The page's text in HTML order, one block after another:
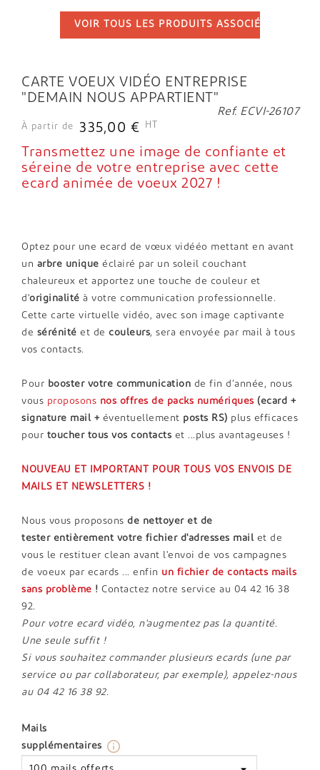
VOIR TOUS LES PRODUITS ASSOCIÉS
CARTE VOEUX VIDÉO ENTREPRISE
"DEMAIN NOUS APPARTIENT"
Ref. ECVI-26107
À partir de 335,00 € HT
Transmettez une image de confiante et
séreine de votre entreprise avec cette
ecard animée de voeux 2027 !
Optez pour une ecard de vœux vidééo mettant en avant
un arbre unique éclairé par un soleil couchant
chaleureux et apportez une touche de couleur et
d'originalité à votre communication professionnelle.
Cette carte virtuelle vidéo, avec son image captivante
de sérénité et de couleurs, sera envoyée par mail à tous
vos contacts.
Pour booster votre communication de fin d’année, nous
vous proposons nos offres de packs numériques (ecard +
signature mail + éventuellement posts RS) plus efficaces
pour toucher tous vos contacts et ...plus avantageuses !
NOUVEAU ET IMPORTANT POUR TOUS VOS ENVOIS DE
MAILS ET NEWSLETTERS !
Nous vous proposons de nettoyer et de
tester entièrement votre fichier d'adresses mailet de
vous le restituer clean avant l'envoi de vos campagnes
de voeux par ecards ... enfin un fichier de contacts mails
sans problème ! Contactez notre service au 04 42 16 38
92.
Pour votre ecard vidéo, n'augmentez pas la quantité.
Une seule suffit !
Si vous souhaitez commander plusieurs ecards (une par
service ou par collaborateur, par exemple), appelez-nous
au 04 42 16 38 92.
Mails
supplémentaires info_outline